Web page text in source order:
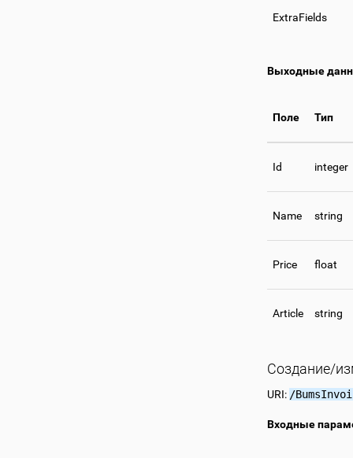
ExtraFields
Выходные
Поле Тип
Id integer
Name string
Price float
Article string
Создание/
URI: /
Входные